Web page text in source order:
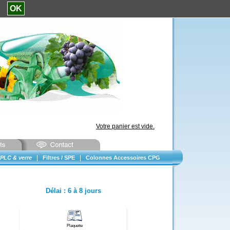
Votre panier est vide.
& verre Filtres / SPE Colonnes Accessoires CPG
Délai : 6 à 8 jours
Plaquette
OK